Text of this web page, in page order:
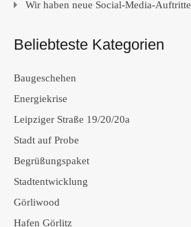
Wir haben neue Social-Media-Auftritte
Beliebteste Kategorien
Baugeschehen
Energiekrise
Leipziger Straße 19/20/20a
Stadt auf Probe
Begrüßungspaket
Stadtentwicklung
Görliwood
Hafen Görlitz